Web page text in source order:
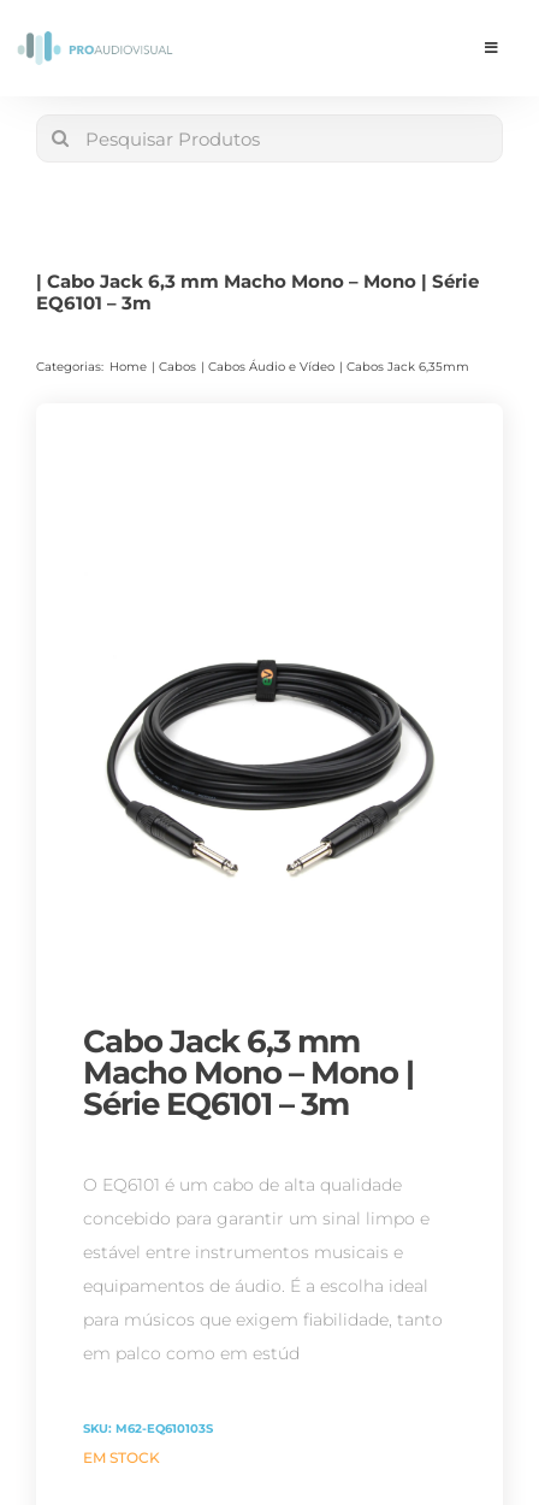
Toggle
Search
| Cabo Jack 6,3 mm Macho Mono – Mono | Série
EQ6101 – 3m
Categorias: Home Cabos Cabos Áudio e Vídeo Cabos Jack 6,35mm
Cabo Jack 6,3 mm
Macho Mono – Mono |
Série EQ6101 – 3m
O EQ6101 é um cabo de alta qualidade
concebido para garantir um sinal limpo e
estável entre instrumentos musicais e
equipamentos de áudio. É a escolha ideal
para músicos que exigem fiabilidade, tanto
em palco como em estúd
SKU: M62-EQ610103S
EM STOCK